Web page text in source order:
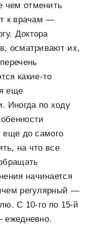
чем отменить
к врачам —
Доктора
осматривают их,
какие-то
еще
Иногда по ходу
еще до самого
на что все
начинается
регулярный —
С 10-го по 15-й
ежедневно.